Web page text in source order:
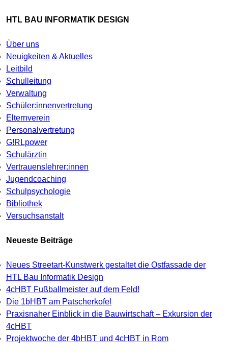
HTL BAU INFORMATIK DESIGN
Über uns
Neuigkeiten & Aktuelles
Leitbild
Schulleitung
Verwaltung
Schüler:innenvertretung
Elternverein
Personalvertretung
G!RLpower
Schulärztin
Vertrauenslehrer:innen
Jugendcoaching
Schulpsychologie
Bibliothek
Versuchsanstalt
Neueste Beiträge
Neues Streetart-Kunstwerk gestaltet die Ostfassade der
HTL Bau Informatik Design
4cHBT Fußballmeister auf dem Feld!
Die 1bHBT am Patscherkofel
Praxisnaher Einblick in die Bauwirtschaft – Exkursion der
4cHBT
Projektwoche der 4bHBT und 4cHBT in Rom